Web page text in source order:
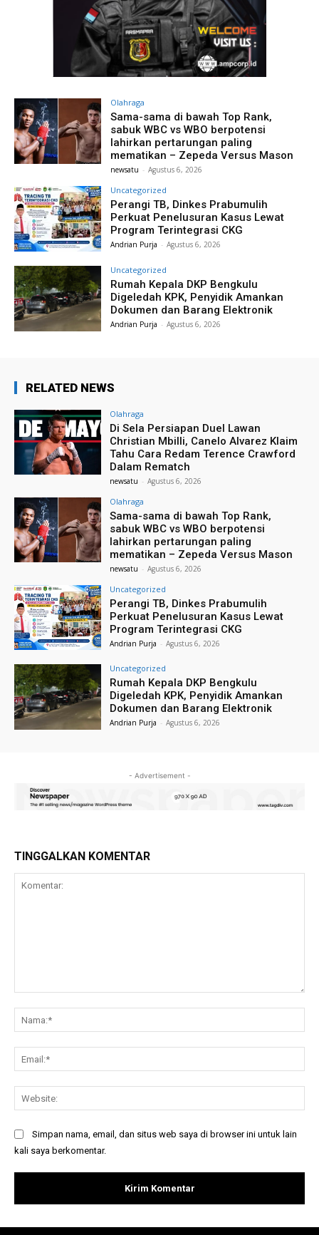
Olahraga
Sama-sama di bawah Top Rank,
sabuk WBC vs WBO berpotensi
lahirkan pertarungan paling
mematikan – Zepeda Versus Mason
newsatu - Agustus 6, 2026
Uncategorized
Perangi TB, Dinkes Prabumulih
Perkuat Penelusuran Kasus Lewat
Program Terintegrasi CKG
Andrian Purja - Agustus 6, 2026
Uncategorized
Rumah Kepala DKP Bengkulu
Digeledah KPK, Penyidik Amankan
Dokumen dan Barang Elektronik
Andrian Purja - Agustus 6, 2026
RELATED NEWS
Olahraga
Di Sela Persiapan Duel Lawan
Christian Mbilli, Canelo Alvarez Klaim
Tahu Cara Redam Terence Crawford
Dalam Rematch
newsatu - Agustus 6, 2026
Olahraga
Sama-sama di bawah Top Rank,
sabuk WBC vs WBO berpotensi
lahirkan pertarungan paling
mematikan – Zepeda Versus Mason
newsatu - Agustus 6, 2026
Uncategorized
Perangi TB, Dinkes Prabumulih
Perkuat Penelusuran Kasus Lewat
Program Terintegrasi CKG
Andrian Purja - Agustus 6, 2026
Uncategorized
Rumah Kepala DKP Bengkulu
Digeledah KPK, Penyidik Amankan
Dokumen dan Barang Elektronik
Andrian Purja - Agustus 6, 2026
- Advertisement -
TINGGALKAN KOMENTAR
Simpan nama, email, dan situs web saya di browser ini untuk lain
kali saya berkomentar.